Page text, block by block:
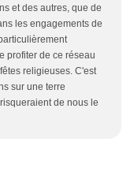
et des autres, que de
les engagements de
profiter de ce réseau
religieuses. C'est
sur une terre
de nous le